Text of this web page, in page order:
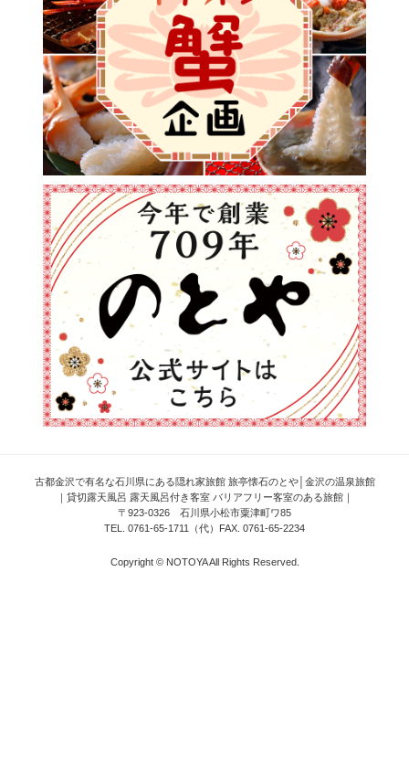
古都金沢で有名な石川県にある隠れ家旅館 旅亭懐石のとや│金沢の温泉旅館
｜貸切露天風呂 露天風呂付き客室 バリアフリー客室のある旅館｜
〒923-0326 石川県小松市粟津町ワ85
TEL. 0761-65-1711（代）FAX. 0761-65-2234
Copyright © NOTOYA All Rights Reserved.